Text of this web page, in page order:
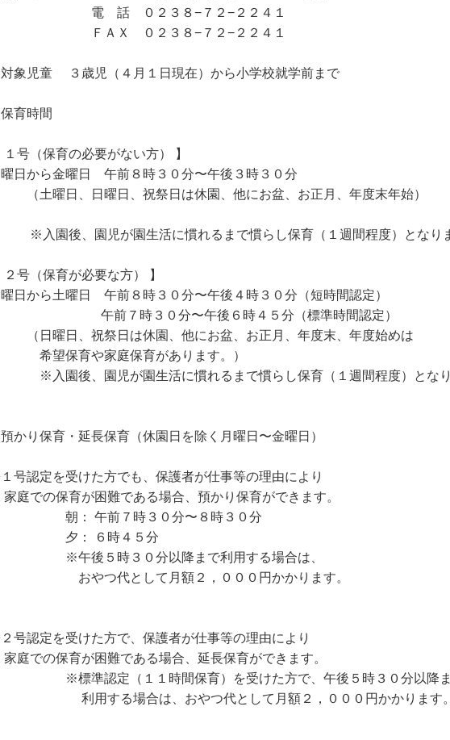
話 ０２３８−７２−２２４１
ＡＸ ０２３８−７２−２２４１
対象児童 ３歳児（４月１日現在）から小学校就学前まで
保育時間
号（保育の必要がない方） 】
日から金曜日 午前８時３０分〜午後３時３０分
曜日、日曜日、祝祭日は休園、他にお盆、お正月、年度末年始）
園後、園児が園生活に慣れるまで慣らし保育（１週間程度）となりま
号（保育が必要な方） 】
日から土曜日 午前８時３０分〜午後４時３０分（短時間認定）
７時３０分〜午後６時４５分（標準時間認定）
曜日、祝祭日は休園、他にお盆、お正月、年度末、年度始めは
保育や家庭保育があります。）
園後、園児が園生活に慣れるまで慣らし保育（１週間程度）となり
預かり保育・延長保育（休園日を除く月曜日〜金曜日）
号認定を受けた方でも、保護者が仕事等の理由により
での保育が困難である場合、預かり保育ができます。
午前７時３０分〜８時３０分
： ６時４５分
後５時３０分以降まで利用する場合は、
つ代として月額２，０００円かかります。
号認定を受けた方で、保護者が仕事等の理由により
での保育が困難である場合、延長保育ができます。
準認定（１１時間保育）を受けた方で、午後５時３０分以降
する場合は、おやつ代として月額２，０００円かかります。